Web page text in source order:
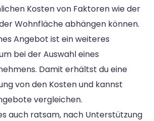
Kosten von Faktoren wie der
Wohnfläche abhängen können.
Angebot ist ein weiteres
bei der Auswahl eines
Damit erhältst du eine
von den Kosten und kannst
vergleichen.
auch ratsam, nach Unterstützung